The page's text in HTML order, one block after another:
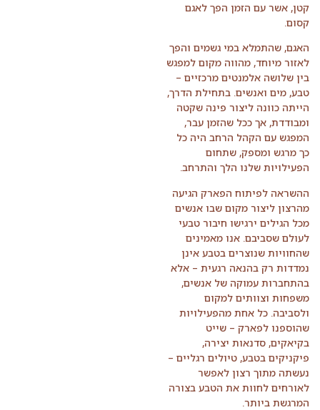
קטן, אשר עם הזמן הפך לאגם
קסום.
האגם, שהתמלא במי גשמים והפך
לאזור מיוחד, מהווה מקום למפגש
בין שלושה אלמנטים מרכזיים –
טבע, מים ואנשים. בתחילת הדרך,
הייתה כוונה ליצור פינה שקטה
ומבודדת, אך ככל שהזמן עבר,
המפגש עם הקהל הרחב היה כל
כך מרגש ומספק, שתחום
הפעילויות שלנו הלך והתרחב.
ההשראה לפיתוח הפארק הגיעה
מהרצון ליצור מקום שבו אנשים
מכל הגילים ירגישו חיבור טבעי
לעולם שסביבם. אנו מאמינים
שהחוויות שנוצרים בטבע אינן
נמדדות רק בהנאה רגעית – אלא
בהתחברות עמוקה של אנשים,
משפחות וצוותים למקום
ולסביבה. כל אחת מהפעילויות
שהוספנו לפארק – שייט
בקיאקים, סדנאות יצירה,
פיקניקים בטבע, טיולים רגליים –
נעשתה מתוך רצון לאפשר
לאורחים לחוות את הטבע בצורה
המרגשת ביותר.